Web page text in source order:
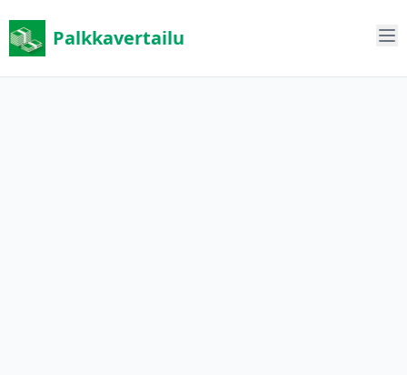
Palkkavertailu